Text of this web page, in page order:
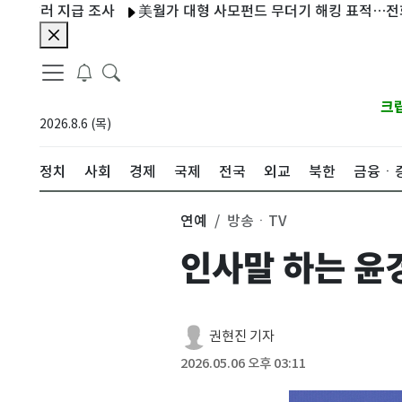
급 조사 美월가 대형 사모펀드 무더기 해킹 표적…전화로 IT직
2026.8.6 (목)
크
정치 사회 경제 국제 전국 외교 북한 금융ㆍ
연예 방송ㆍTV
인사말 하는 윤
권현진 기자
2026.05.06 오후 03:11